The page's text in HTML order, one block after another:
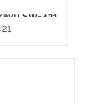
SW-421